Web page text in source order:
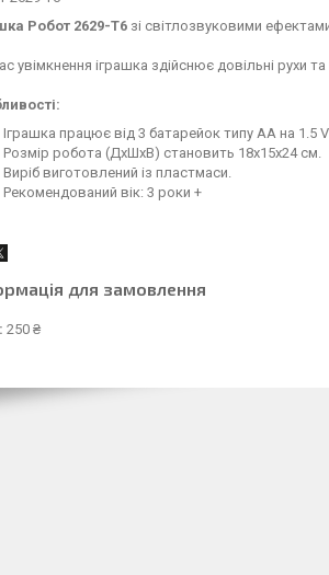
Робот 2629-T6 зі світлозвуковими
увімкнення іграшка здійснює довільні рухи
Іграшка працює від 3 батарейок типу АА на 1.5
Розмір робота (ДхШхВ) становить 18х15х24 см.
Виріб виготовлений із пластмаси.
Рекомендований вік: 3 роки +
для замовлення
250 ₴